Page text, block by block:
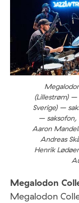
(Lillestrøm) –
Sverige) –
– saksofon,
Aaron
Andreas
Henrik
Megalodon
Megalodon